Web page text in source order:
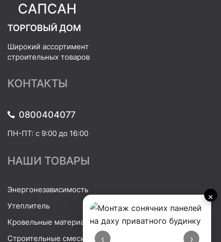
×
‹ ›
ТОРГОВЫЙ ДОМ
Широкий ассортимент
строительных товаров
КОНТАКТЫ
0800404077
ПН-ПТ: с 9:00 до 16:00
НАШИ ТОВАРЫ
Энергонезависимость
Утеплитель
Кровельные материалы
Строительные смеси